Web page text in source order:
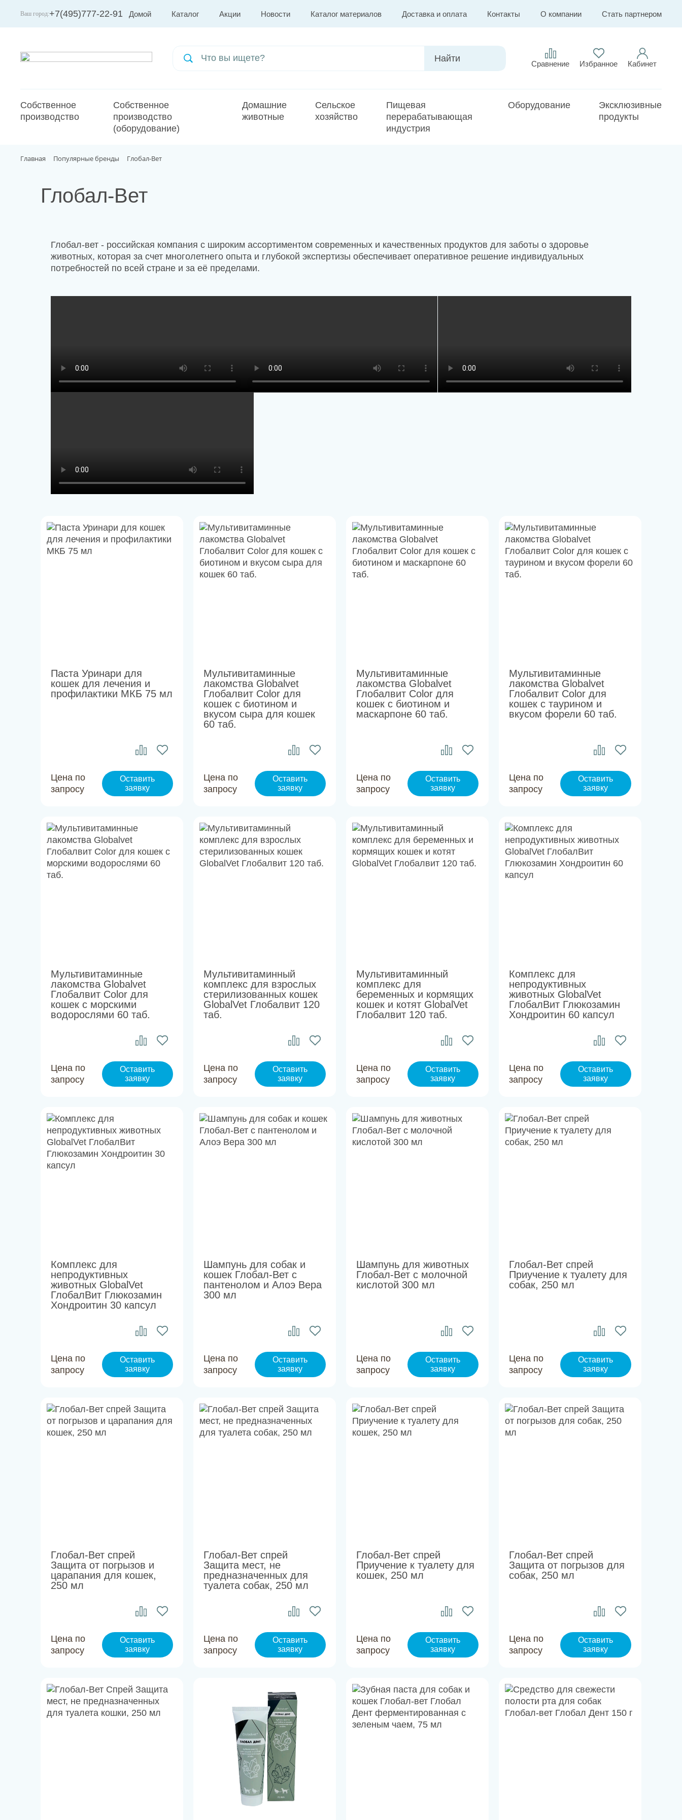
Ваш город:+7(495)777-22-91 Домой Каталог Акции Новости Каталог материалов Доставка и оплата Контакты О компании Стать партнером
Москва Сравнение Избранное Кабинет
Собственное
производство
Собственное
производство
(оборудование)
Домашние
животные
Сельское
хозяйство
Пищевая
перерабатывающая
индустрия
Оборудование
Эксклюзивные
продукты
Главная Популярные бренды Глобал-Вет
Глобал-Вет
Глобал-вет - российская компания с широким ассортиментом современных и качественных продуктов для заботы о здоровье
животных, которая за счет многолетнего опыта и глубокой экспертизы обеспечивает оперативное решение индивидуальных
потребностей по всей стране и за её пределами.
Паста Уринари для
кошек для лечения и
профилактики МКБ 75 мл
Цена по
запросу
Оставить
заявку
Мультивитаминные
лакомства Globalvet
Глобалвит Color для
кошек с биотином и
вкусом сыра для кошек
60 таб.
Цена по
запросу
Оставить
заявку
Мультивитаминные
лакомства Globalvet
Глобалвит Color для
кошек с биотином и
маскарпоне 60 таб.
Цена по
запросу
Оставить
заявку
Мультивитаминные
лакомства Globalvet
Глобалвит Color для
кошек с таурином и
вкусом форели 60 таб.
Цена по
запросу
Оставить
заявку
Мультивитаминные
лакомства Globalvet
Глобалвит Color для
кошек с морскими
водорослями 60 таб.
Цена по
запросу
Оставить
заявку
Мультивитаминный
комплекс для взрослых
стерилизованных кошек
GlobalVet Глобалвит 120
таб.
Цена по
запросу
Оставить
заявку
Мультивитаминный
комплекс для
беременных и кормящих
кошек и котят GlobalVet
Глобалвит 120 таб.
Цена по
запросу
Оставить
заявку
Комплекс для
непродуктивных
животных GlobalVet
ГлобалВит Глюкозамин
Хондроитин 60 капсул
Цена по
запросу
Оставить
заявку
Комплекс для
непродуктивных
животных GlobalVet
ГлобалВит Глюкозамин
Хондроитин 30 капсул
Цена по
запросу
Оставить
заявку
Шампунь для собак и
кошек Глобал-Вет с
пантенолом и Алоэ Вера
300 мл
Цена по
запросу
Оставить
заявку
Шампунь для животных
Глобал-Вет с молочной
кислотой 300 мл
Цена по
запросу
Оставить
заявку
Глобал-Вет спрей
Приучение к туалету для
собак, 250 мл
Цена по
запросу
Оставить
заявку
Глобал-Вет спрей
Защита от погрызов и
царапания для кошек,
250 мл
Цена по
запросу
Оставить
заявку
Глобал-Вет спрей
Защита мест, не
предназначенных для
туалета собак, 250 мл
Цена по
запросу
Оставить
заявку
Глобал-Вет спрей
Приучение к туалету для
кошек, 250 мл
Цена по
запросу
Оставить
заявку
Глобал-Вет спрей
Защита от погрызов для
собак, 250 мл
Цена по
запросу
Оставить
заявку